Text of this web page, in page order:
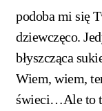
podoba mi się
dziewczęco.
błyszcząca
Wiem, wiem,
świeci…Ale to